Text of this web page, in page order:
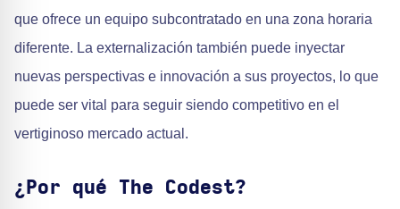
que ofrece un equipo subcontratado en una zona horaria
diferente. La externalización también puede inyectar
nuevas perspectivas e innovación a sus proyectos, lo que
puede ser vital para seguir siendo competitivo en el
vertiginoso mercado actual.
¿Por qué The Codest?